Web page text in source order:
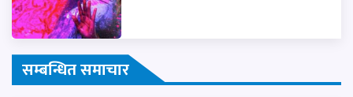
सम्बन्धित समाचार